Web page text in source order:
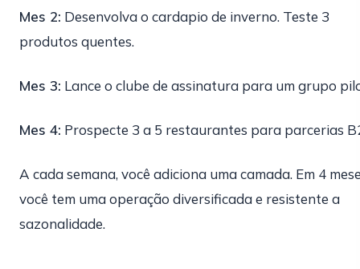
Mes 2: Desenvolva o cardapio de inverno. Teste 3
produtos quentes.
Mes 3: Lance o clube de assinatura para um grupo
Mes 4: Prospecte 3 a 5 restaurantes para parcerias
A cada semana, você adiciona uma camada. Em 4
você tem uma operação diversificada e resistente a
sazonalidade.